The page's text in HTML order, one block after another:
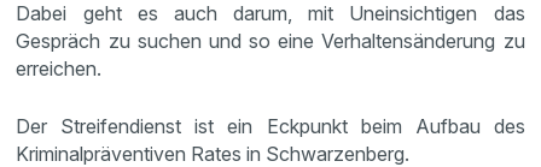
Dabei geht es auch darum, mit Uneinsichtigen das
Gespräch zu suchen und so eine Verhaltensänderung zu
erreichen.
Der Streifendienst ist ein Eckpunkt beim Aufbau des
Kriminalpräventiven Rates in Schwarzenberg.